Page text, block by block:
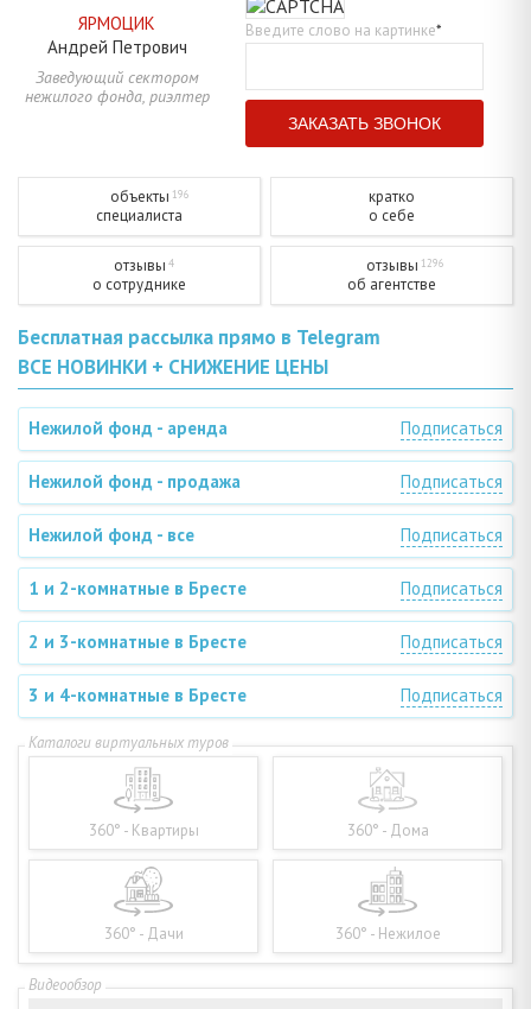
ЯРМОЦИК
Андрей Петрович
Заведующий сектором
нежилого фонда, риэлтер
Введите слово на картинке*
объекты 196
специалиста
кратко
о себе
отзывы 4
о сотруднике
отзывы 1296
об агентстве
Бесплатная рассылка прямо в Telegram
ВСЕ НОВИНКИ + СНИЖЕНИЕ ЦЕНЫ
Нежилой фонд - аренда Подписаться
Нежилой фонд - продажа Подписаться
Нежилой фонд - все Подписаться
1 и 2-комнатные в Бресте Подписаться
2 и 3-комнатные в Бресте Подписаться
3 и 4-комнатные в Бресте Подписаться
360° - Квартиры 360° - Дома
360° - Дачи 360° - Нежилое